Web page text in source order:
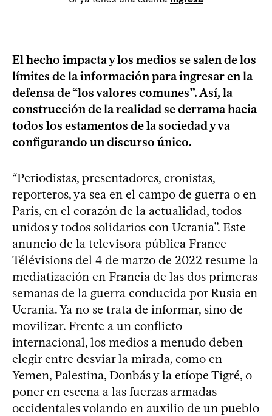
El hecho impacta y los medios se salen de los
límites de la información para ingresar en la
defensa de “los valores comunes”. Así, la
construcción de la realidad se derrama hacia
todos los estamentos de la sociedad y va
configurando un discurso único.
“Periodistas, presentadores, cronistas,
reporteros, ya sea en el campo de guerra o en
París, en el corazón de la actualidad, todos
unidos y todos solidarios con Ucrania”. Este
anuncio de la televisora pública France
Télévisions del 4 de marzo de 2022 resume la
mediatización en Francia de las dos primeras
semanas de la guerra conducida por Rusia en
Ucrania. Ya no se trata de informar, sino de
movilizar. Frente a un conflicto
internacional, los medios a menudo deben
elegir entre desviar la mirada, como en
Yemen, Palestina, Donbás y la etíope Tigré, o
poner en escena a las fuerzas armadas
occidentales volando en auxilio de un pueblo